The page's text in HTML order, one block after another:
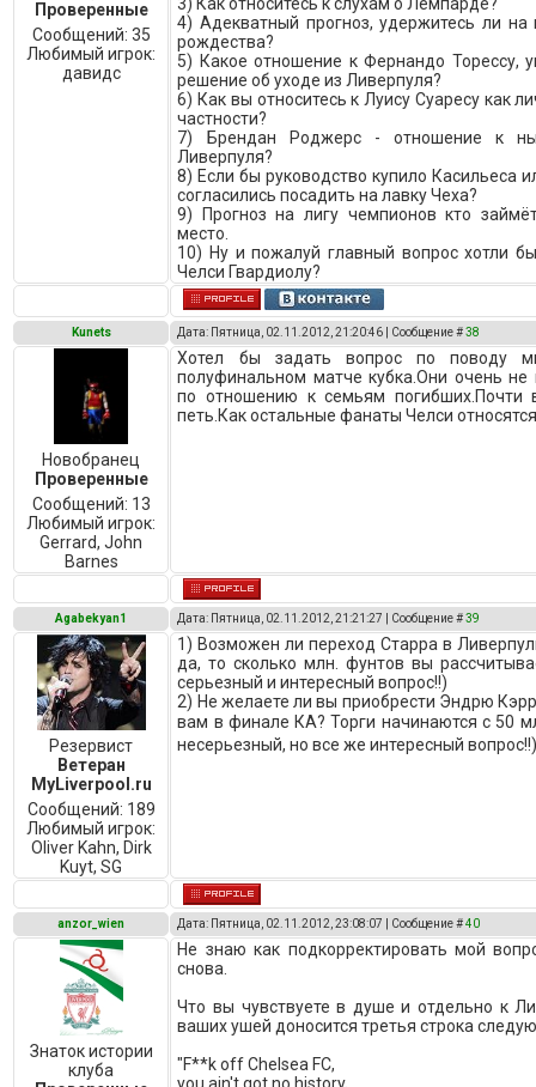
Проверенные
Сообщений: 35
Любимый игрок:
давидс
4) Адекватный прогноз, удержитесь ли на
рождества?
5) Какое отношение к Фернандо Торессу,
решение об уходе из Ливерпуля?
6) Как вы относитесь к Луису Суаресу как
частности?
7) Брендан Роджерс - отношение к
Ливерпуля?
8) Если бы руководство купило Касильеса
согласились посадить на лавку Чеха?
9) Прогноз на лигу чемпионов кто
место.
10) Ну и пожалуй главный вопрос хотли
Челси Гвардиолу?
Kunets Дата: Пятница, 02.11.2012, 21:20:46 | Сообщение #38
Новобранец
Проверенные
Сообщений: 13
Любимый игрок:
Gerrard, John
Barnes
Хотел бы задать вопрос по поводу
полуфинальном матче кубка.Они очень не
по отношению к семьям погибших.Почти
петь.Как остальные фанаты Челси
Agabekyan1 Дата: Пятница, 02.11.2012, 21:21:27 | Сообщение #39
Резервист
Ветеран
MyLiverpool.ru
Сообщений: 189
Любимый игрок:
Oliver Kahn, Dirk
Kuyt, SG
1) Возможен ли переход Старра в
да, то сколько млн. фунтов вы
серьезный и интересный вопрос!!)
2) Не желаете ли вы приобрести Эндрю
вам в финале КА? Торги начинаются с 50
несерьезный, но все же интересный
anzor_wien Дата: Пятница, 02.11.2012, 23:08:07 | Сообщение #40
Знаток истории
клуба
Не знаю как подкорректировать мой
снова.
Что вы чувствуете в душе и отдельно к
ваших ушей доносится третья строка
"F**k off Chelsea FC,